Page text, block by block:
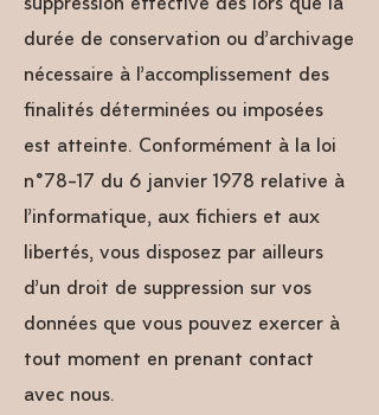
suppression effective dès lors que la
durée de conservation ou d’archivage
nécessaire à l’accomplissement des
finalités déterminées ou imposées
est atteinte. Conformément à la loi
n°78-17 du 6 janvier 1978 relative à
l’informatique, aux fichiers et aux
libertés, vous disposez par ailleurs
d’un droit de suppression sur vos
données que vous pouvez exercer à
tout moment en prenant contact
avec nous.